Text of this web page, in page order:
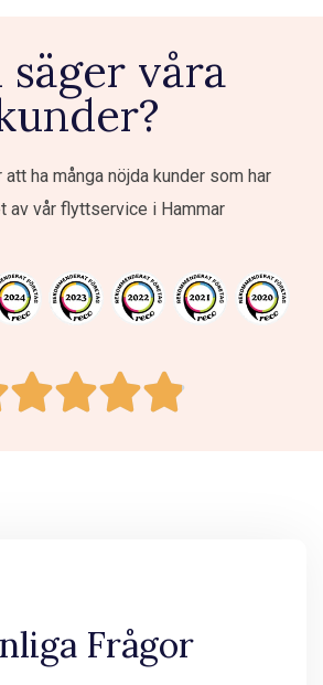
säger våra
ha många nöjda kunder som har
av vår flyttservice i Hammar
Frågor